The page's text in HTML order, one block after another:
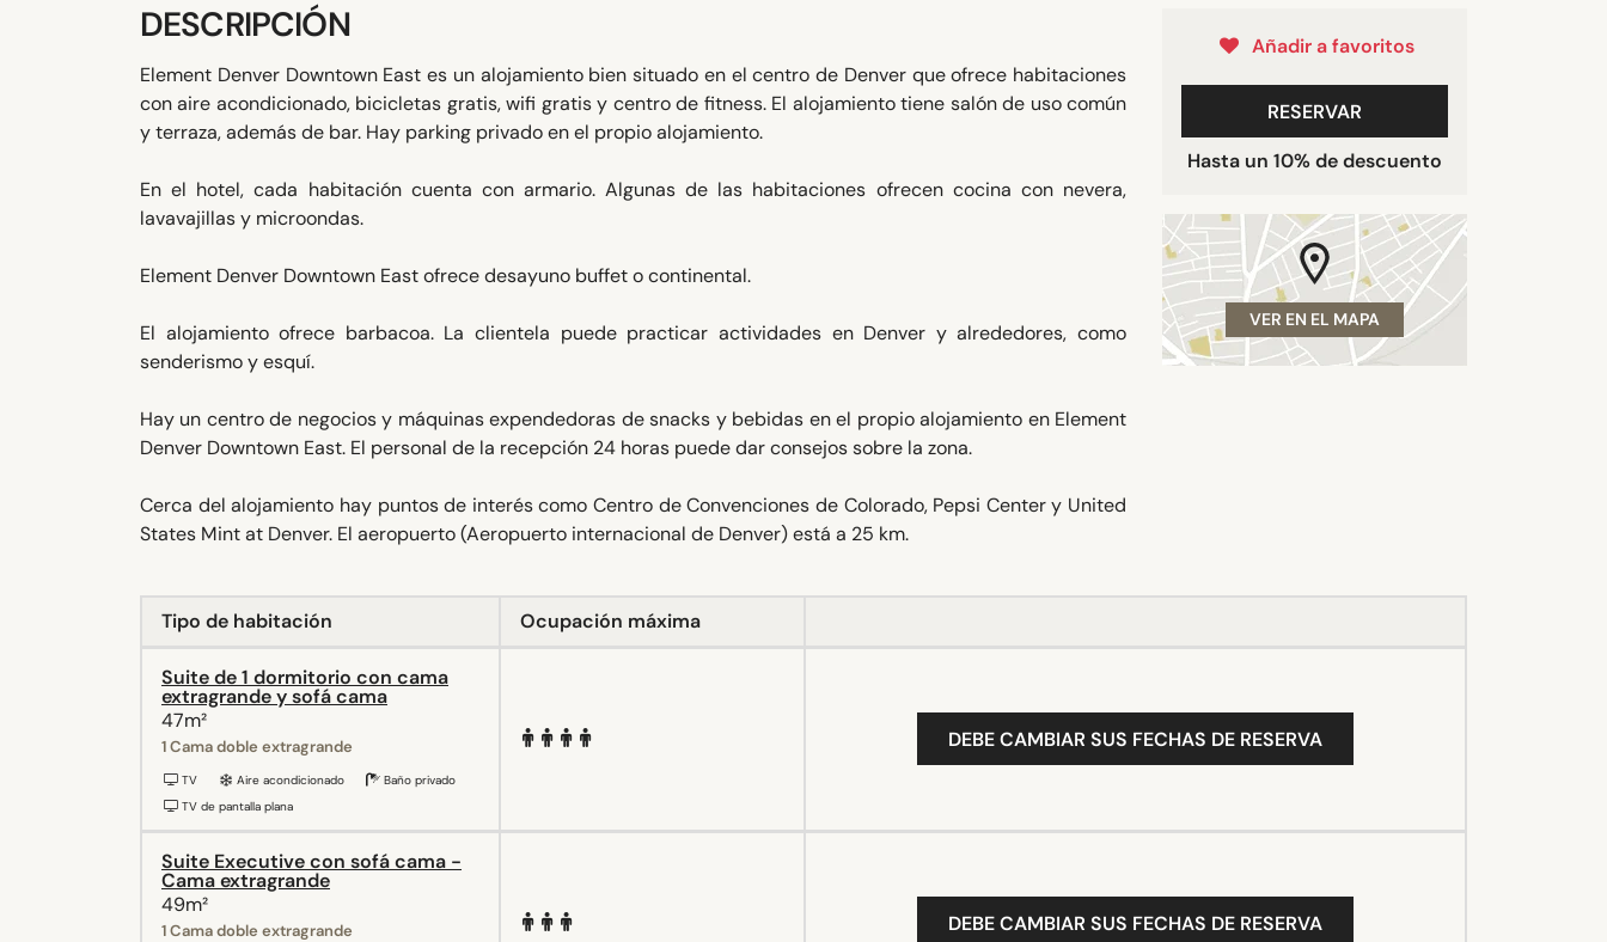
Añadir a favoritos
RESERVAR
Hasta un 10% de descuento
VER EN EL MAPA
DESCRIPCIÓN
Element Denver Downtown East es un alojamiento bien situado en el centro de Denver que ofrece habitaciones
con aire acondicionado, bicicletas gratis, wifi gratis y centro de fitness. El alojamiento tiene salón de uso común
y terraza, además de bar. Hay parking privado en el propio alojamiento.
En el hotel, cada habitación cuenta con armario. Algunas de las habitaciones ofrecen cocina con nevera,
lavavajillas y microondas.
Element Denver Downtown East ofrece desayuno buffet o continental.
El alojamiento ofrece barbacoa. La clientela puede practicar actividades en Denver y alrededores, como
senderismo y esquí.
Hay un centro de negocios y máquinas expendedoras de snacks y bebidas en el propio alojamiento en Element
Denver Downtown East. El personal de la recepción 24 horas puede dar consejos sobre la zona.
Cerca del alojamiento hay puntos de interés como Centro de Convenciones de Colorado, Pepsi Center y United
States Mint at Denver. El aeropuerto (Aeropuerto internacional de Denver) está a 25 km.
Tipo de habitación Ocupación máxima
Suite de 1 dormitorio con cama
extragrande y sofá cama
47m²
1 Cama doble extragrande
TV Aire acondicionado
Baño privado
TV de pantalla plana
DEBE CAMBIAR SUS FECHAS DE RESERVA
Suite Executive con sofá cama -
Cama extragrande
49m²
1 Cama doble extragrande DEBE CAMBIAR SUS FECHAS DE RESERVA